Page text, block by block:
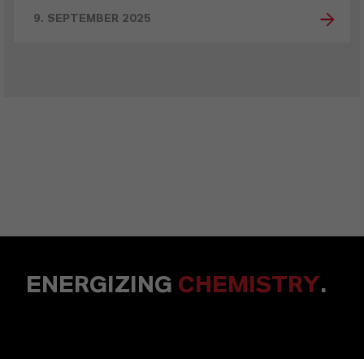
9. SEPTEMBER 2025
ENERGIZING CHEMISTRY.